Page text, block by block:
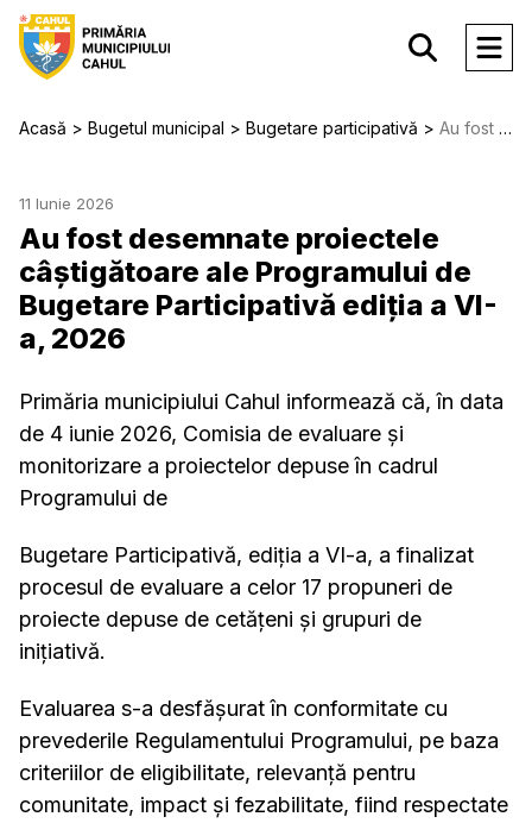
Acasă Bugetul municipal Bugetare participativă Au fost desemnate proiectele câștigătoare ale Programului de Bugetare Participativă ediția a VI-a, 2026
11 Iunie 2026
Au fost desemnate proiectele
câștigătoare ale Programului de
Bugetare Participativă ediția a VI-
a, 2026
Primăria municipiului Cahul informează că, în data
de 4 iunie 2026, Comisia de evaluare și
monitorizare a proiectelor depuse în cadrul
Programului de
Bugetare Participativă, ediția a VI-a, a finalizat
procesul de evaluare a celor 17 propuneri de
proiecte depuse de cetățeni și grupuri de
inițiativă.
Evaluarea s-a desfășurat în conformitate cu
prevederile Regulamentului Programului, pe baza
criteriilor de eligibilitate, relevanță pentru
comunitate, impact și fezabilitate, fiind respectate